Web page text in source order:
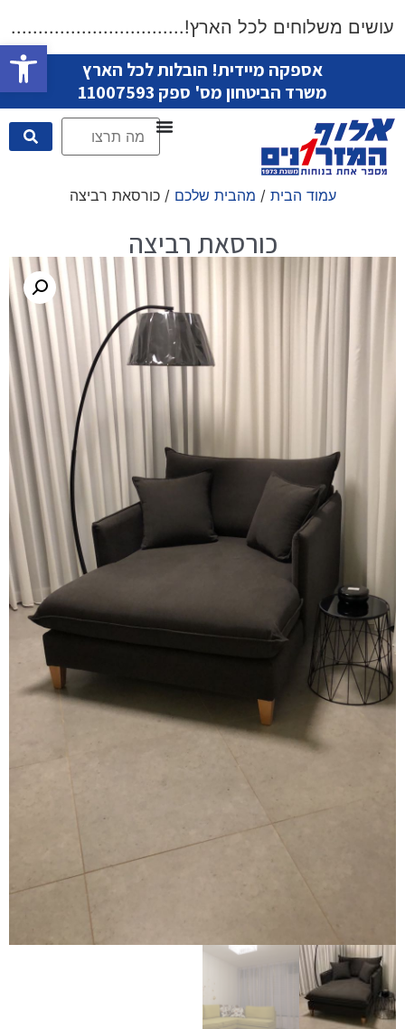
פתח
עושים משלוחים לכל
אספקה מיידית! הובלות לכל הארץ
משרד הביטחון מס' ספק 11007593
עמוד הבית / מהבית שלכם / כורסאת רביצה
כורסאת רביצה